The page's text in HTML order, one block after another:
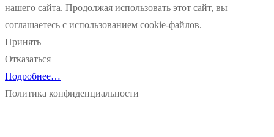
нашего сайта. Продолжая использовать этот сайт, вы
соглашаетесь с использованием cookie-файлов.
Принять
Отказаться
Подробнее…
Политика конфиденциальности